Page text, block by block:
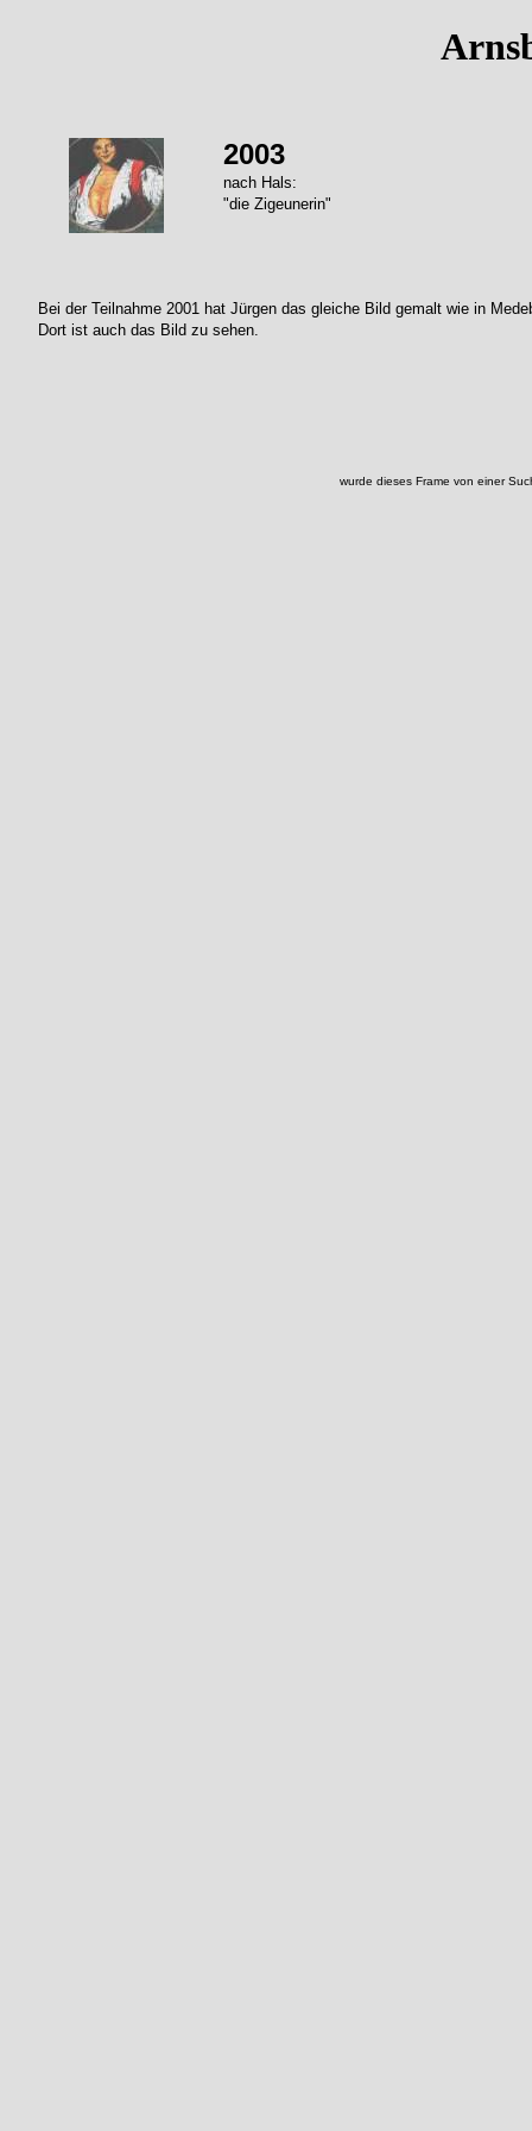
2003
nach Hals:
"die Zigeunerin"
Bei der Teilnahme 2001 hat Jürgen das gleiche Bild gemalt wie in
Dort ist auch das Bild zu sehen.
wurde dieses Frame von einer